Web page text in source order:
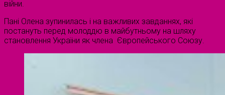
війни.
Пані Олена зупинилась і на важливих завданнях, які
постануть перед молоддю в майбутньому на шляху
становлення України як члена Європейського Союзу.